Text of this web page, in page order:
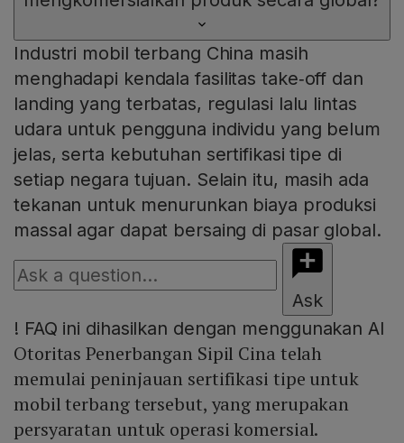
Industri mobil terbang China masih
menghadapi kendala fasilitas take‑off dan
landing yang terbatas, regulasi lalu lintas
udara untuk pengguna individu yang belum
jelas, serta kebutuhan sertifikasi tipe di
setiap negara tujuan. Selain itu, masih ada
tekanan untuk menurunkan biaya produksi
massal agar dapat bersaing di pasar global.
Ask
! FAQ ini dihasilkan dengan menggunakan AI
Otoritas Penerbangan Sipil Cina telah
memulai peninjauan sertifikasi tipe untuk
mobil terbang tersebut, yang merupakan
persyaratan untuk operasi komersial.